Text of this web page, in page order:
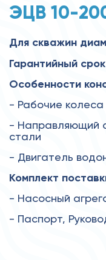
ЭЦВ 10-
Для скважин
Гарантийный
Особенности
- Рабочие
- Направляющий
стали
- Двигатель
Комплект
- Насосный
- Паспорт,